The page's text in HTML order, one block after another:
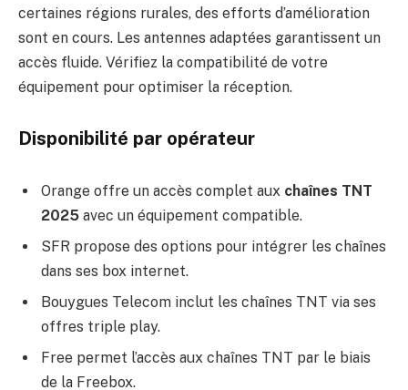
certaines régions rurales, des efforts d’amélioration
sont en cours. Les antennes adaptées garantissent un
accès fluide. Vérifiez la compatibilité de votre
équipement pour optimiser la réception.
Disponibilité par opérateur
Orange offre un accès complet aux chaînes TNT
2025 avec un équipement compatible.
SFR propose des options pour intégrer les chaînes
dans ses box internet.
Bouygues Telecom inclut les chaînes TNT via ses
offres triple play.
Free permet l’accès aux chaînes TNT par le biais
de la Freebox.